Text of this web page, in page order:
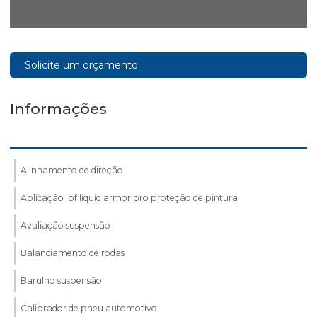
Solicite um orçamento
Informações
Alinhamento de direção
Aplicação lpf liquid armor pro proteção de pintura
Avaliação suspensão
Balanciamento de rodas
Barulho suspensão
Calibrador de pneu automotivo